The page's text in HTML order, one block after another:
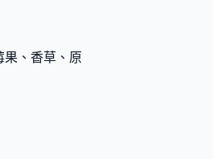
果、香草、原